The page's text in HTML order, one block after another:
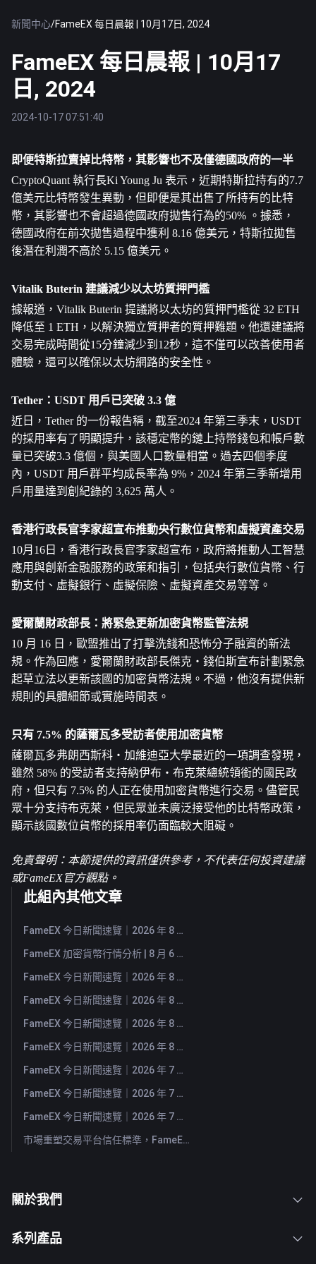
新聞中心/FameEX 每日晨報 | 10月17日, 2024
FameEX 每日晨報 | 10月17
日, 2024
2024-10-17 07:51:40
即便特斯拉賣掉 比特幣 ，其影響也不及僅德國政府的一半
CryptoQuant 執行長Ki Young Ju 表示，近期特斯拉持有的7.7
億美元比特幣發生異動，但即便是其出售了所持有的比特
幣，其影響也不會超過德國政府拋售行為的50% 。據悉，
德國政府在前次拋售過程中獲利 8.16 億美元，特斯拉拋售
後潛在利潤不高於 5.15 億美元。
Vitalik Buterin 建議減少以太坊質押門檻
據報道，Vitalik Buterin 提議將以太坊的質押門檻從 32 ETH
降低至 1 ETH，以解決獨立質押者的質押難題。他還建議將
交易完成時間從15分鐘減少到12秒，這不僅可以改善使用者
體驗，還可以確保以太坊網路的安全性。
Tether：USDT 用戶已突破 3.3 億
近日，Tether 的一份報告稱，截至2024 年第三季末，USDT
的採用率有了明顯提升，該穩定幣的鏈上持幣錢包和帳戶數
量已突破3.3 億個，與美國人口數量相當。過去四個季度
內，USDT 用戶群平均成長率為 9%，2024 年第三季新增用
戶用量達到創紀錄的 3,625 萬人。
香港行政長官李家超宣布推動央行數位貨幣和虛擬資產交易
10月16日，香港行政長官李家超宣布，政府將推動人工智慧
應用與創新金融服務的政策和指引，包括央行數位貨幣、行
動支付、虛擬銀行、虛擬保險、虛擬資產交易等等。
愛爾蘭財政部長：將緊急更新加密貨幣監管法規
10 月 16 日，歐盟推出了打擊洗錢和恐怖分子融資的新法
規。作為回應，愛爾蘭財政部長傑克・錢伯斯宣布計劃緊急
起草立法以更新該國的加密貨幣法規。不過，他沒有提供新
規則的具體細節或實施時間表。
只有 7.5% 的薩爾瓦多受訪者使用加密貨幣
薩爾瓦多弗朗西斯科・加維迪亞大學最近的一項調查發現，
雖然 58% 的受訪者支持納伊布・布克萊總統領銜的國民政
府，但只有 7.5% 的人正在使用加密貨幣進行交易。儘管民
眾十分支持布克萊，但民眾並未廣泛接受他的比特幣政策，
顯示該國數位貨幣的採用率仍面臨較大阻礙。
免責聲明：本節提供的資訊僅供參考，不代表任何投資建議
或FameEX官方觀點。
此組內其他文章
FameEX 今日新聞速覽｜2026 年 8 月 7 日
FameEX 加密貨幣行情分析 | 8 月 6 日, 2026
FameEX 今日新聞速覽｜2026 年 8 月 6 日
FameEX 今日新聞速覽｜2026 年 8 月 5 日
FameEX 今日新聞速覽｜2026 年 8 月 4 日
FameEX 今日新聞速覽｜2026 年 8 月 3 日
FameEX 今日新聞速覽｜2026 年 7 月 31 日
FameEX 今日新聞速覽｜2026 年 7 月 30 日
FameEX 今日新聞速覽｜2026 年 7 月 29 日
市場重塑交易平台信任標準，FameEX 以八年穩健營運持續服務全球用戶
關於我們
系列產品